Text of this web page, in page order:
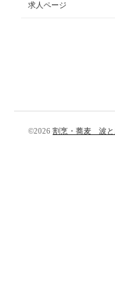
求人ページ
©2026 割烹・蕎麦 波と